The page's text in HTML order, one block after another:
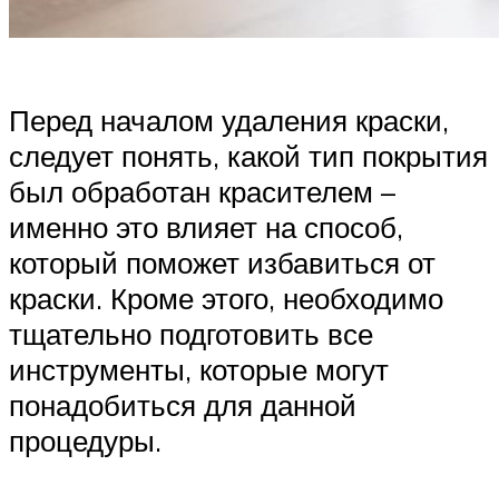
Перед началом удаления краски,
следует понять, какой тип покрытия
был обработан красителем –
именно это влияет на способ,
который поможет избавиться от
краски. Кроме этого, необходимо
тщательно подготовить все
инструменты, которые могут
понадобиться для данной
процедуры.